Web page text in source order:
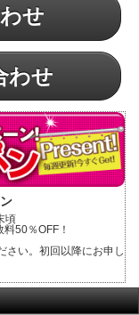
せ
わせ
頃
50％OFF！
さい。初回以降にお申し